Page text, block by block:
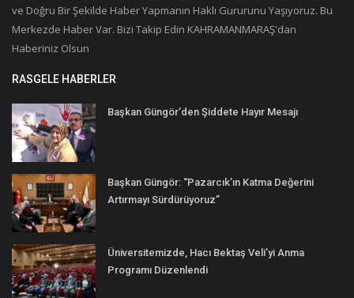
ve Doğru Bir Şekilde Haber Yapmanın Haklı Gururunu Yaşıyoruz. Bu
Merkezde Haber Var. Bizi Takip Edin KAHRAMANMARAŞ'dan
Haberiniz Olsun
RASGELE HABERLER
Başkan Güngör’den Şiddete Hayır Mesajı
Başkan Güngör: “Pazarcık’ın Katma Değerini
Artırmayı Sürdürüyoruz”
Üniversitemizde, Hacı Bektaş Veli’yi Anma
Programı Düzenlendi